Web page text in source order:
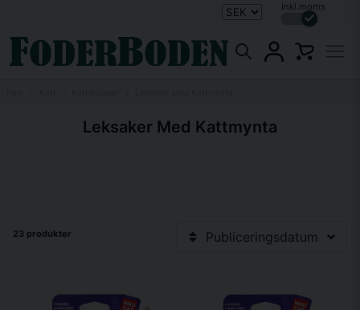
Inkl.moms
Leksaker Med Kattmynta
23 produkter Publiceringsdatum